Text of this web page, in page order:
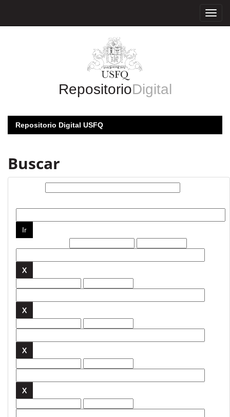
RepositorioDigital
Repositorio Digital USFQ
Buscar